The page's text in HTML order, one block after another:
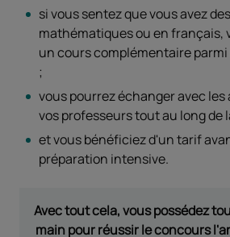
si vous sentez que vous avez
mathématiques ou en français,
un cours complémentaire
;
vous pourrez échanger avec
vos professeurs tout au long de
et vous bénéficiez d'un tarif
préparation intensive.
Avec tout cela, vous possédez
main pour réussir le concours